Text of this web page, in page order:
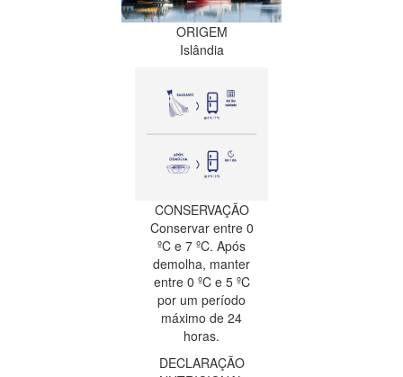
ORIGEM
Islândia
CONSERVAÇÃO
Conservar entre 0
ºC e 7 ºC. Após
demolha, manter
entre 0 ºC e 5 ºC
por um período
máximo de 24
horas.
DECLARAÇÃO